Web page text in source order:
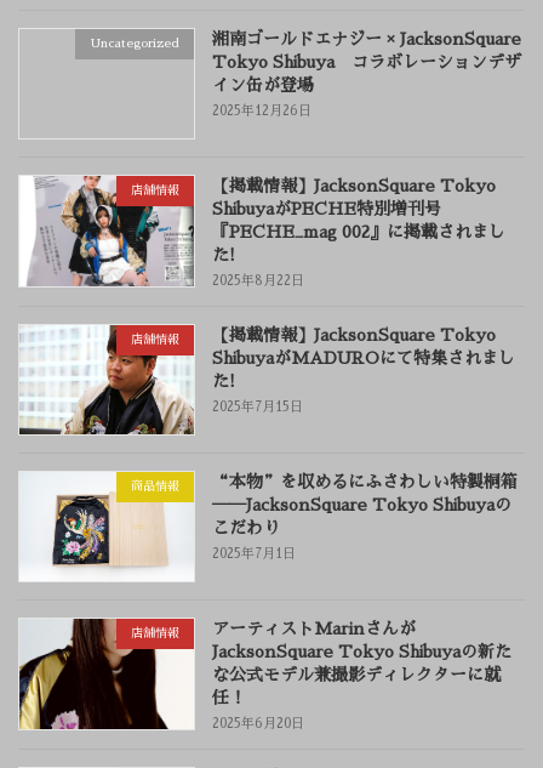
Uncategorized
湘南ゴールドエナジー × JacksonSquare
Tokyo Shibuya コラボレーションデザ
イン缶が登場
2025年12月26日
店舗情報
【掲載情報】JacksonSquare Tokyo
ShibuyaがPECHE特別増刊号
『PECHE_mag 002』に掲載されまし
た!
2025年8月22日
店舗情報
【掲載情報】JacksonSquare Tokyo
ShibuyaがMADUROにて特集されまし
た!
2025年7月15日
商品情報
“本物”を収めるにふさわしい特製桐箱
──JacksonSquare Tokyo Shibuyaの
こだわり
2025年7月1日
店舗情報
アーティストMarinさんが
JacksonSquare Tokyo Shibuyaの新た
な公式モデル兼撮影ディレクターに就
任！
2025年6月20日